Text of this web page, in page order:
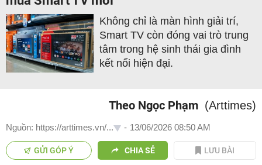
Không chỉ là màn hình giải trí,
Smart TV còn đóng vai trò trung
tâm trong hệ sinh thái gia đình
kết nối hiện đại.
Theo Ngọc Phạm (Arttimes)
Nguồn: https://arttimes.vn/... - 13/06/2026 08:50 AM
GỬI GÓP Ý CHIA SẺ LƯU BÀI